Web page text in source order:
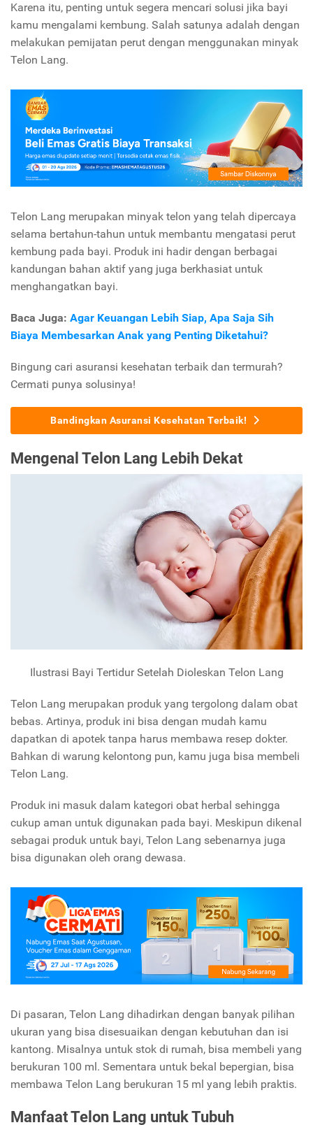
Karena itu, penting untuk segera mencari solusi jika bayi
kamu mengalami kembung. Salah satunya adalah dengan
melakukan pemijatan perut dengan menggunakan minyak
Telon Lang.
Telon Lang merupakan minyak telon yang telah dipercaya
selama bertahun-tahun untuk membantu mengatasi perut
kembung pada bayi. Produk ini hadir dengan berbagai
kandungan bahan aktif yang juga berkhasiat untuk
menghangatkan bayi.
Baca Juga: Agar Keuangan Lebih Siap, Apa Saja Sih
Biaya Membesarkan Anak yang Penting Diketahui?
Bingung cari asuransi kesehatan terbaik dan termurah?
Cermati punya solusinya!
Bandingkan Asuransi Kesehatan Terbaik!
Mengenal Telon Lang Lebih Dekat
Ilustrasi Bayi Tertidur Setelah Dioleskan Telon Lang
Telon Lang merupakan produk yang tergolong dalam obat
bebas. Artinya, produk ini bisa dengan mudah kamu
dapatkan di apotek tanpa harus membawa resep dokter.
Bahkan di warung kelontong pun, kamu juga bisa membeli
Telon Lang.
Produk ini masuk dalam kategori obat herbal sehingga
cukup aman untuk digunakan pada bayi. Meskipun dikenal
sebagai produk untuk bayi, Telon Lang sebenarnya juga
bisa digunakan oleh orang dewasa.
Di pasaran, Telon Lang dihadirkan dengan banyak pilihan
ukuran yang bisa disesuaikan dengan kebutuhan dan isi
kantong. Misalnya untuk stok di rumah, bisa membeli yang
berukuran 100 ml. Sementara untuk bekal bepergian, bisa
membawa Telon Lang berukuran 15 ml yang lebih praktis.
Manfaat Telon Lang untuk Tubuh